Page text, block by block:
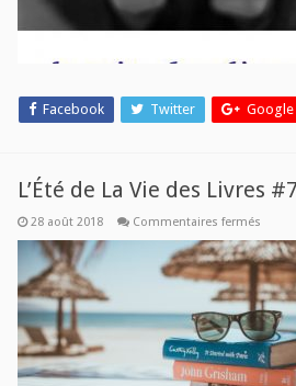
Facebook Twitter Google
L’Été de La Vie des Livres
28 août 2018 Commentaires ferméssur
de
La
Vie
des
Livres
#7
–
29
août
2018